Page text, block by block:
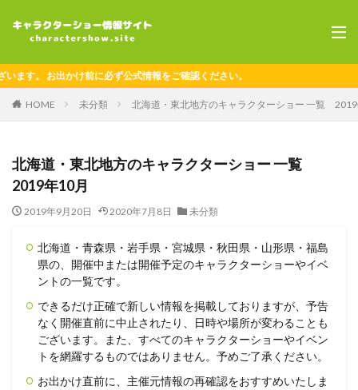
ず公式情報をご確認ください。
HOME 未分類 北海道・東北地方のキャラクターショー 一覧
北海道・東北地方のキャラクターショー 一覧
2019年10月
2019年9月20日 2020年7月8日 未分類
北海道・青森県・岩手県・宮城県・秋田県・山形県・福島
県の、開催中または開催予定のキャラクターショーやイベ
ントの一覧です。
できるだけ正確で新しい情報を掲載しておりますが、予告
なく開催直前に中止されたり、日時や場所が変わることも
ございます。また、すべてのキャラクターショーやイベン
トを網羅するものではありません。予めご了承ください。
お出かけ直前に、主催元情報の再確認をおすすめいたしま